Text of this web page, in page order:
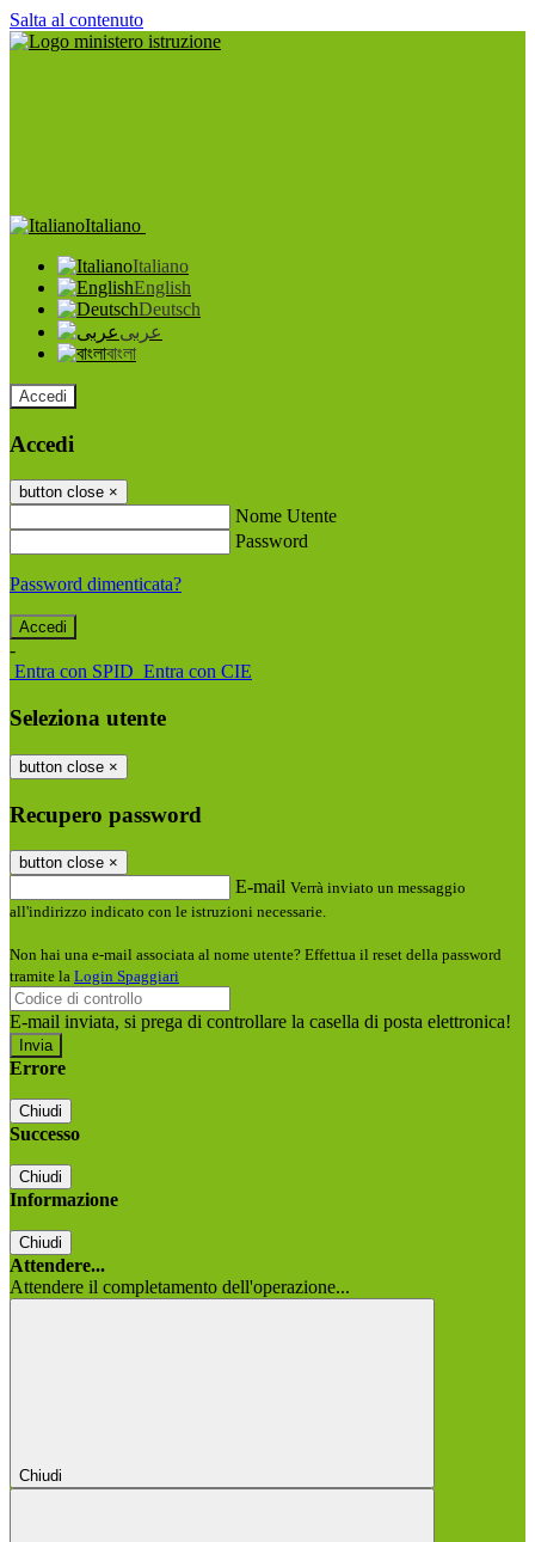
Salta al contenuto
Italiano
Italiano
English
Deutsch
عربى
বাংলা
Accedi
Accedi
button close ×
Nome Utente
Password
Password dimenticata?
-
Entra con SPID Entra con CIE
Seleziona utente
button close ×
Recupero password
button close ×
E-mail Verrà inviato un messaggio
all'indirizzo indicato con le istruzioni necessarie.
Non hai una e-mail associata al nome utente? Effettua il reset della password
tramite la Login Spaggiari
E-mail inviata, si prega di controllare la casella di posta elettronica!
Errore
Chiudi
Successo
Chiudi
Informazione
Chiudi
Attendere...
Attendere il completamento dell'operazione...
Chiudi